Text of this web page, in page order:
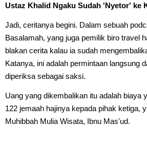
Ustaz Khalid Ngaku Sudah 'Nyetor' ke
Jadi, ceritanya begini. Dalam sebuah
Basalamah, yang juga pemilik biro travel
blakan cerita kalau ia sudah
Katanya, ini adalah permintaan langsung
diperiksa sebagai saksi.
Uang yang dikembalikan itu adalah biaya
122 jemaah hajinya kepada pihak ketiga,
Muhibbah Mulia Wisata, Ibnu Mas'ud.